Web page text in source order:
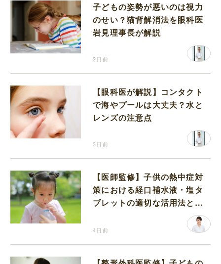
子どもの姿勢が悪いのは視力
のせい？猫背解消法を眼科医
岩見理事長が解説
2日前
【眼科医が解説】コンタクト
で海やプールは大丈夫？水と
レンズの注意点
3日前
【医師監修】子供の熱中症対
策における経口補水液・塩タ
ブレットの適切な活用法と水
4日前